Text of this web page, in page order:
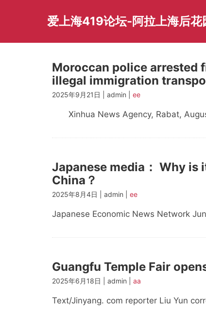
爱上海419论坛-阿拉上海后
Moroccan police arrested
illegal immigration
2025年9月21日 | admin | ee
Xinhua News Agency, Rabat,
Japanese media： Why
China？
2025年8月4日 | admin | ee
Japanese Economic News Network
Guangfu Temple Fair
2025年6月18日 | admin | aa
Text/Jinyang. com reporter Liu Yun